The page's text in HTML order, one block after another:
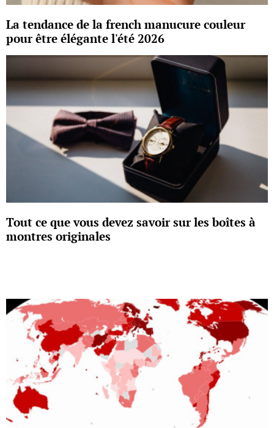
La tendance de la french manucure couleur
pour être élégante l'été 2026
Tout ce que vous devez savoir sur les boîtes à
montres originales